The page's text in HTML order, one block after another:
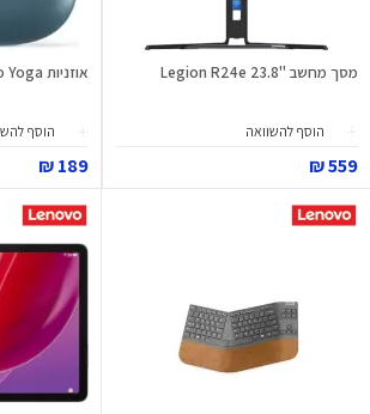
מסך מחשב "23.8 Legion R24e
הוסף להשוואה
559 ₪
אוזניות TWS Earbuds Stereo Yoga
הוסף
189 ₪